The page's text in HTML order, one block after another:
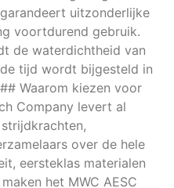
uitzonderlijke
voortdurend gebruik.
de waterdichtheid van
tijd wordt bijgesteld in
Waarom kiezen voor
Company levert al
over de hele
eersteklas materialen
het MWC AESC